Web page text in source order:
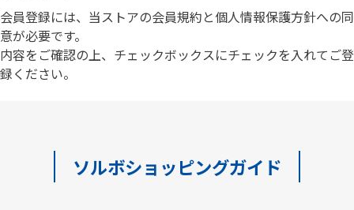
会員登録には、当ストアの会員規約と個人情報保護方針への同
意が必要です。
内容をご確認の上、チェックボックスにチェックを入れてご登
録ください。
ソルボショッピングガイド